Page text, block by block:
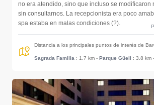
no era atendido, sino que incluso se modificaron
sin consultarnos. La recepcionista era poco
spa estaba en malas condiciones (?).
Distancia a los principales puntos de interés de
Sagrada Familia : 1.7 km - Parque Güell : 3.8 km -